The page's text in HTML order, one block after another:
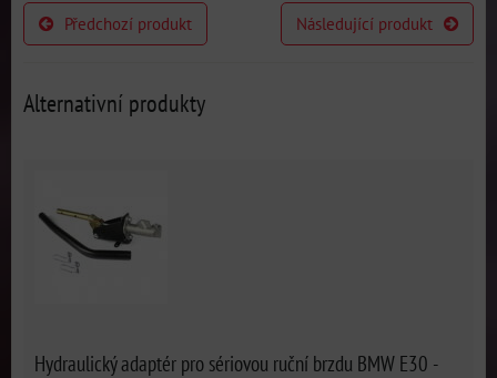
Předchozí produkt Následující produkt
Alternativní produkty
Hydraulický adaptér pro sériovou ruční brzdu BMW E30 -